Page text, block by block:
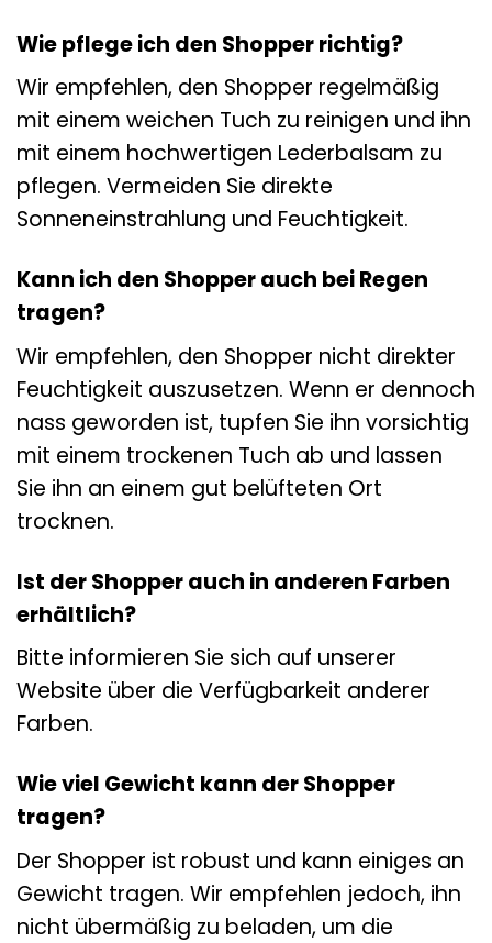
Wie pflege ich den Shopper richtig?
Wir empfehlen, den Shopper regelmäßig
mit einem weichen Tuch zu reinigen und ihn
mit einem hochwertigen Lederbalsam zu
pflegen. Vermeiden Sie direkte
Sonneneinstrahlung und Feuchtigkeit.
Kann ich den Shopper auch bei Regen
tragen?
Wir empfehlen, den Shopper nicht direkter
Feuchtigkeit auszusetzen. Wenn er dennoch
nass geworden ist, tupfen Sie ihn vorsichtig
mit einem trockenen Tuch ab und lassen
Sie ihn an einem gut belüfteten Ort
trocknen.
Ist der Shopper auch in anderen Farben
erhältlich?
Bitte informieren Sie sich auf unserer
Website über die Verfügbarkeit anderer
Farben.
Wie viel Gewicht kann der Shopper
tragen?
Der Shopper ist robust und kann einiges an
Gewicht tragen. Wir empfehlen jedoch, ihn
nicht übermäßig zu beladen, um die